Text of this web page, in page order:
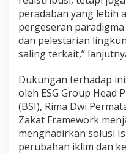
peradaban yang lebih
pergeseran
dan pelestarian
saling terkait,”
Dukungan terhadap
oleh ESG Group Head
(BSI), Rima Dwi
Zakat Framework
menghadirkan solusi
perubahan iklim dan